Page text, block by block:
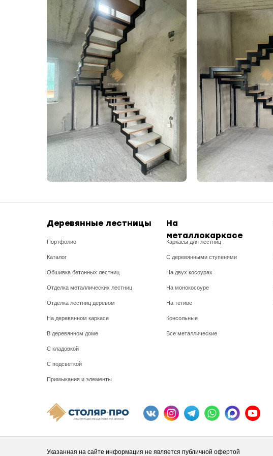
Деревянные лестницы
Обшивка бетонных лестниц
Каталог
Портфолио
Отделка металлических лестниц
На деревянном каркасе
Отделка лестниц деревом
Каркасы для лестниц
Все металлические
На монокосоуре
На тетиве
Консольные
На двух косоурах
С деревянными ступенями
В деревянном доме
Примыкания и элементы
С кладовкой
С подсветкой
На
металлокаркасе
Указанная на сайте информация не является публичной офертой